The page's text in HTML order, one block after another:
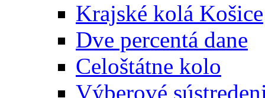
Krajské kolá Košice
Dve percentá dane
Celoštátne kolo
Výberové